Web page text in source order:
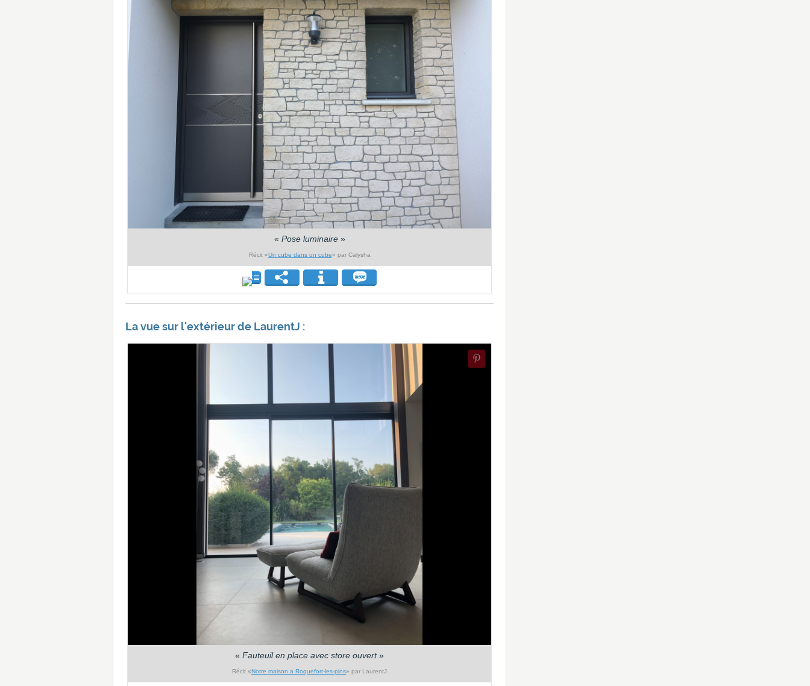
« Pose luminaire»
Récit «Un cube dans un cube» par Calysha
La vue sur l'extérieur de LaurentJ :
« Fauteuil en place avec store ouvert»
Récit «Notre maison a Roquefort-les-pins» par LaurentJ